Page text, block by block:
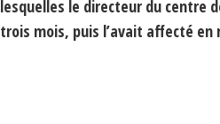
lesquelles le directeur du centre
trois mois, puis l’avait affecté